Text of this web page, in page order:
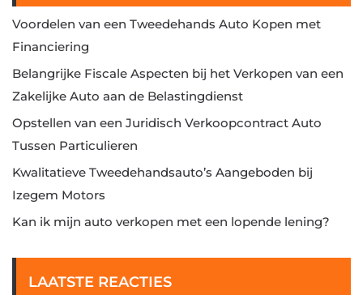
Voordelen van een Tweedehands Auto Kopen met
Financiering
Belangrijke Fiscale Aspecten bij het Verkopen van een
Zakelijke Auto aan de Belastingdienst
Opstellen van een Juridisch Verkoopcontract Auto
Tussen Particulieren
Kwalitatieve Tweedehandsauto’s Aangeboden bij
Izegem Motors
Kan ik mijn auto verkopen met een lopende lening?
LAATSTE REACTIES